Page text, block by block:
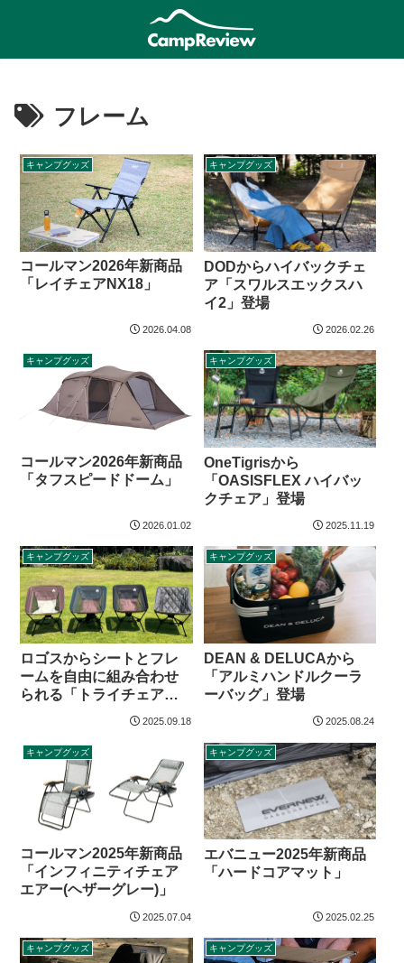
フレーム
キャンプグッズ
コールマン2026年新商品
「レイチェアNX18」
2026.04.08
キャンプグッズ
DODからハイバックチェ
ア「スワルスエックスハ
イ2」登場
2026.02.26
キャンプグッズ
コールマン2026年新商品
「タフスピードドーム」
2026.01.02
キャンプグッズ
OneTigrisから
「OASISFLEX ハイバッ
クチェア」登場
2025.11.19
キャンプグッズ
ロゴスからシートとフレ
ームを自由に組み合わせ
られる「トライチェア」
2025.09.18
キャンプグッズ
DEAN & DELUCAから
「アルミハンドルクーラ
ーバッグ」登場
2025.08.24
キャンプグッズ
コールマン2025年新商品
「インフィニティチェア
エアー(ヘザーグレー)」
2025.07.04
キャンプグッズ
エバニュー2025年新商品
「ハードコアマット」
2025.02.25
キャンプグッズ キャンプグッズ